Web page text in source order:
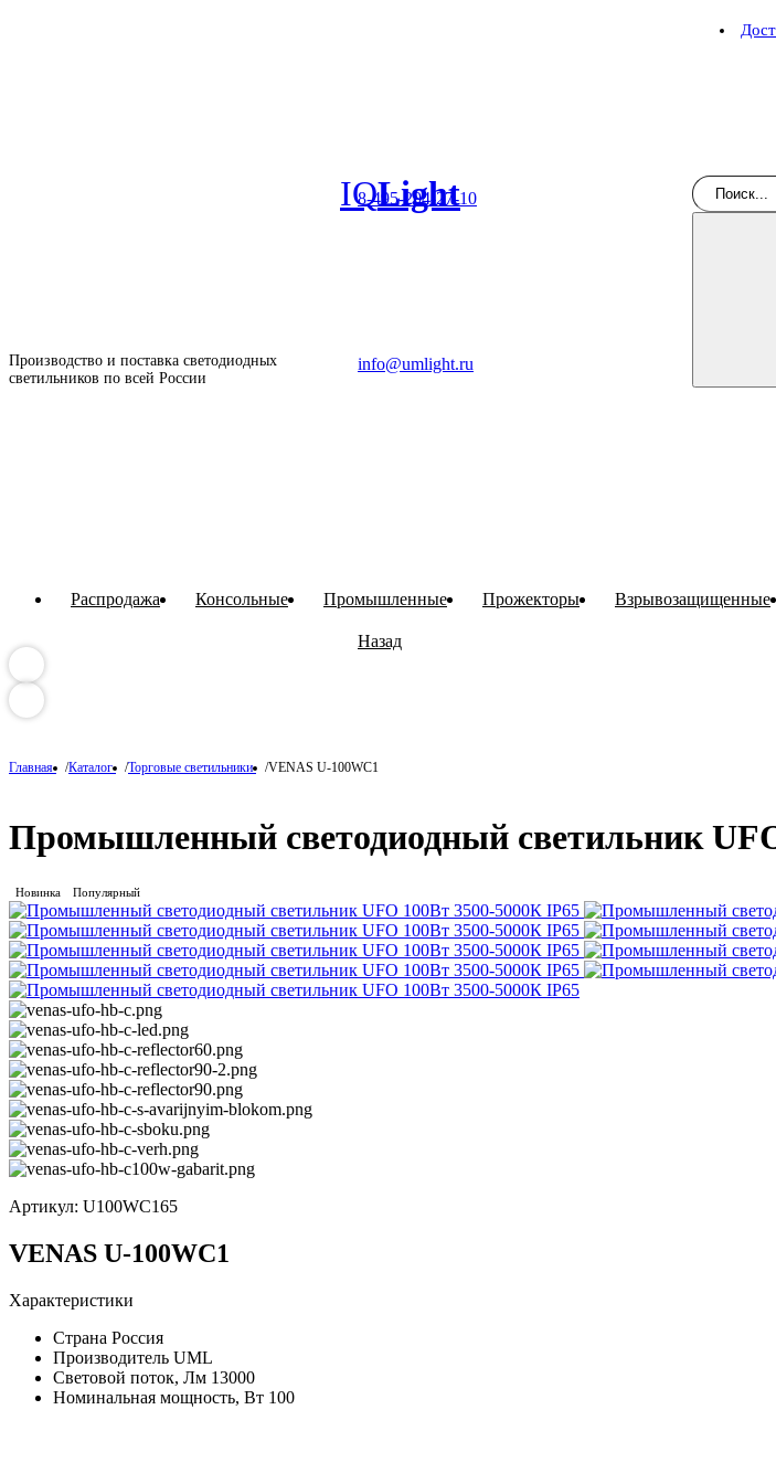
IQLight
Производство и поставка светодиодных
светильников по всей России
8-495-204-27-10
info@umlight.ru
Распродажа Консольные Промышленные Прожекторы Взрывозащищенные
Назад
Главная Каталог Торговые светильники VENAS U-100WC1
Промышленный светодиодный светильник
Новинка Популярный
Артикул: U100WC165
VENAS U-100WC1
Характеристики
Страна Россия
Производитель UML
Световой поток, Лм 13000
Номинальная мощность, Вт 100